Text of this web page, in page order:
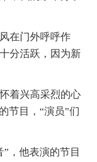
在门外呼呼作
分活跃，因为新
着兴高采烈的心
节目，“演员”们
，他表演的节目